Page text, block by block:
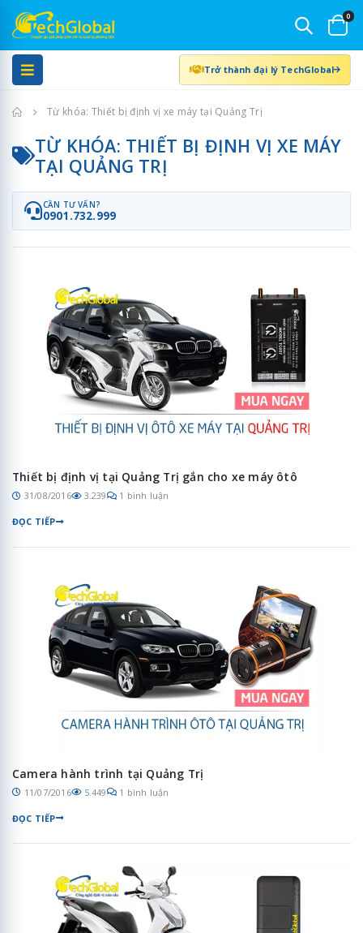
0
Trở thành đại lý TechGlobal
Trang chủTừ khóa: Thiết bị định vị xe máy tại Quảng Trị
TỪ KHÓA: THIẾT BỊ ĐỊNH VỊ XE MÁY
TẠI QUẢNG TRỊ
CẦN TƯ VẤN?
0901.732.999
Thiết bị định vị tại Quảng Trị gắn cho xe máy ôtô
31/08/2016 3.239 1 bình luận
ĐỌC TIẾP
Camera hành trình tại Quảng Trị
11/07/2016 5.449 1 bình luận
ĐỌC TIẾP